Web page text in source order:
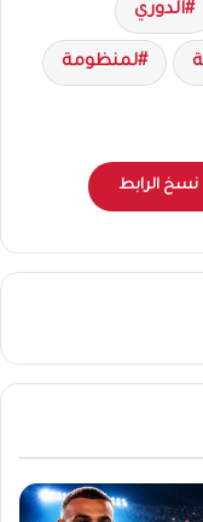
الدوري
لمنظومة
نسخ الرابط